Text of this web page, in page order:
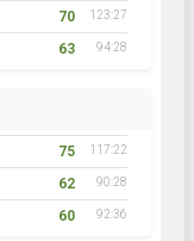
70 123:27
63 94:28
75 117:22
62 90:28
60 92:36